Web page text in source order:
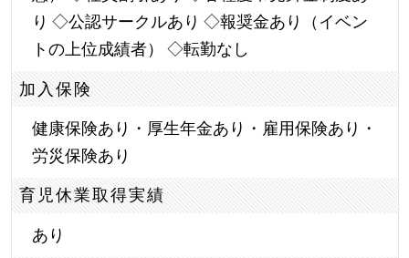
り ◇公認サークルあり ◇報奨金あり（イベン
トの上位成績者） ◇転勤なし
加入保険
健康保険あり・厚生年金あり・雇用保険あり・
労災保険あり
育児休業取得実績
あり